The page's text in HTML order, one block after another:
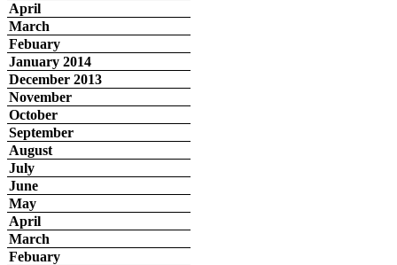
April
March
Febuary
January 2014
December 2013
November
October
September
August
July
June
May
April
March
Febuary